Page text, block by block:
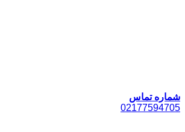
شماره تماس
02177594705